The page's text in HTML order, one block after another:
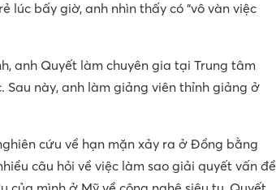
lúc bấy giờ, anh nhìn thấy có “vô vàn việc
anh Quyết làm chuyên gia tại Trung tâm
Sau này, anh làm giảng viên thỉnh giảng ở
cứu về hạn mặn xảy ra ở Đồng bằng
câu hỏi về việc làm sao giải quyết vấn đề